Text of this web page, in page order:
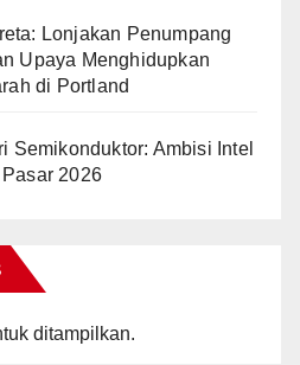
Lonjakan Penumpang
Upaya Menghidupkan
di Portland
Semikonduktor: Ambisi Intel
2026
ditampilkan.